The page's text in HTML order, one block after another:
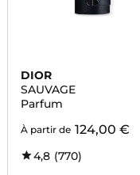
DIOR
SAUVAGE
Parfum
À partir de 124,00 €
4,8 (770)